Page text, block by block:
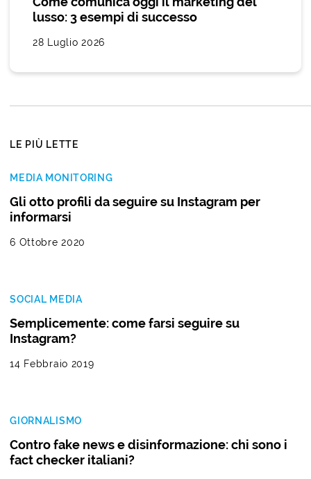
lusso: 3 esempi di successo
28 Luglio 2026
LE PIÙ LETTE
MEDIA MONITORING
Gli otto profili da seguire su Instagram per
informarsi
6 Ottobre 2020
SOCIAL MEDIA
Semplicemente: come farsi seguire su
Instagram?
14 Febbraio 2019
GIORNALISMO
Contro fake news e disinformazione: chi sono i
fact checker italiani?